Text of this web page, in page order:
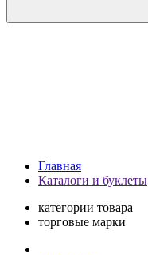
Главная
Каталоги и буклеты
категории товара
торговые марки